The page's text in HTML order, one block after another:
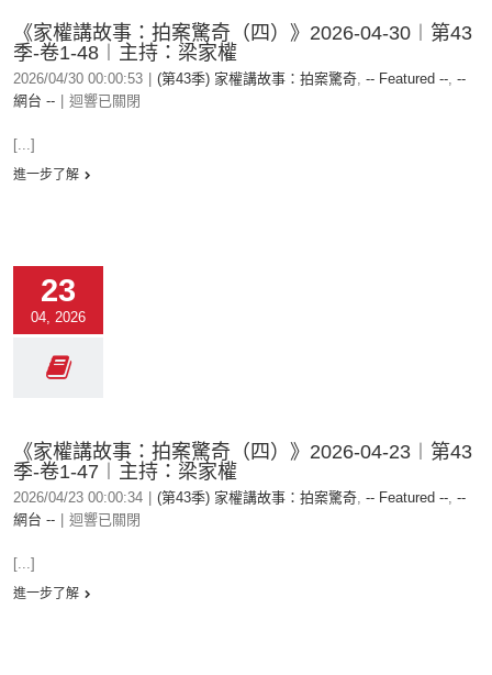
《家權講故事：拍案驚奇（四）》2026-04-30︱第43
季-卷1-48︱主持：梁家權
2026/04/30 00:00:53 (第43季) 家權講故事：拍案驚奇, -- Featured --, --
網台 --
迴響已關閉
[...]
進一步了解
23
04, 2026
《家權講故事：拍案驚奇（四）》2026-04-23︱第43
季-卷1-47︱主持：梁家權
2026/04/23 00:00:34 (第43季) 家權講故事：拍案驚奇, -- Featured --, --
網台 --
迴響已關閉
[...]
進一步了解